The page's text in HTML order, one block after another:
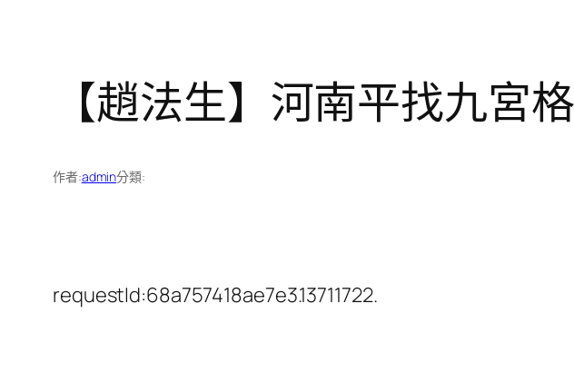
【趙法生】河南平找九宮
作者:admin分類:
requestId:68a757418ae7e3.13711722.